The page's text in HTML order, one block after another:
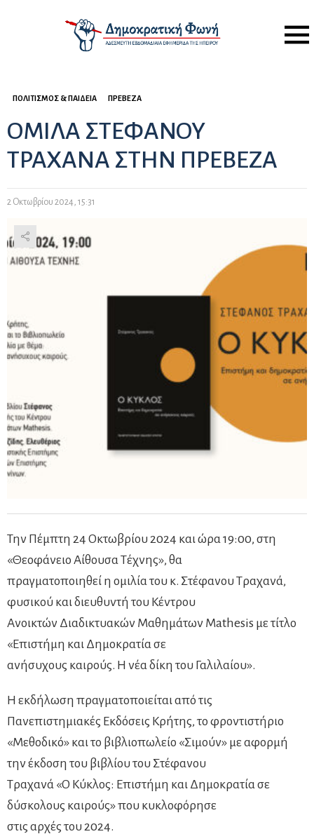
Menu
ΠΟΛΙΤΙΣΜΌΣ & ΠΑΙΔΕΊΑ ΠΡΈΒΕΖΑ
ΟΜΙΛΑ ΣΤΕΦΑΝΟΥ
ΤΡΑΧΑΝΑ ΣΤΗΝ ΠΡΕΒΕΖΑ
2 Οκτωβρίου 2024, 15:31
Την Πέμπτη 24 Οκτωβρίου 2024 και ώρα 19:00, στη
«Θεοφάνειο Αίθουσα Τέχνης», θα
πραγματοποιηθεί η ομιλία του κ. Στέφανου Τραχανά,
φυσικού και διευθυντή του Κέντρου
Ανοικτών Διαδικτυακών Μαθημάτων Μathesis με τίτλο
«Επιστήμη και Δημοκρατία σε
ανήσυχους καιρούς. Η νέα δίκη του Γαλιλαίου».
Η εκδήλωση πραγματοποιείται από τις
Πανεπιστημιακές Εκδόσεις Κρήτης, το φροντιστήριο
«Μεθοδικό» και το βιβλιοπωλείο «Σιμούν» με αφορμή
την έκδοση του βιβλίου του Στέφανου
Τραχανά «Ο Κύκλος: Επιστήμη και Δημοκρατία σε
δύσκολους καιρούς» που κυκλοφόρησε
στις αρχές του 2024.